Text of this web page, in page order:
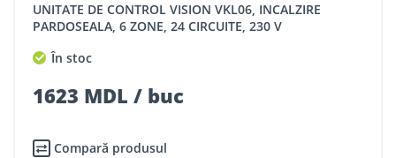
UNITATE DE CONTROL VISION VKL06, INCALZIRE
PARDOSEALA, 6 ZONE, 24 CIRCUITE, 230 V
În stoc
1623 MDL / buc
Compară produsul